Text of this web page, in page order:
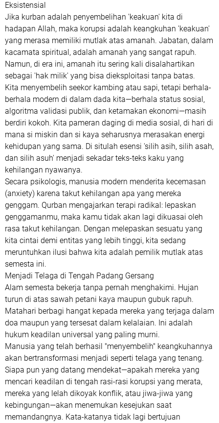
Eksistensial
​Jika kurban adalah penyembelihan 'keakuan' kita di
hadapan Allah, maka korupsi adalah keangkuhan 'keakuan'
yang merasa memiliki mutlak atas amanah. Jabatan, dalam
kacamata spiritual, adalah amanah yang sangat rapuh.
Namun, di era ini, amanah itu sering kali disalahartikan
sebagai 'hak milik' yang bisa dieksploitasi tanpa batas.
​Kita menyembelih seekor kambing atau sapi, tetapi berhala-
berhala modern di dalam dada kita—berhala status sosial,
algoritma validasi publik, dan ketamakan ekonomi—masih
berdiri kokoh. Kita pameran daging di media sosial, di hari di
mana si miskin dan si kaya seharusnya merasakan energi
kehidupan yang sama. Di situlah esensi 'silih asih, silih asah,
dan silih asuh' menjadi sekadar teks-teks kaku yang
kehilangan nyawanya.
​Secara psikologis, manusia modern menderita kecemasan
(anxiety) karena takut kehilangan apa yang mereka
genggam. Qurban mengajarkan terapi radikal: lepaskan
genggamanmu, maka kamu tidak akan lagi dikuasai oleh
rasa takut kehilangan. Dengan melepaskan sesuatu yang
kita cintai demi entitas yang lebih tinggi, kita sedang
meruntuhkan ilusi bahwa kita adalah pemilik mutlak atas
semesta ini.
​Menjadi Telaga di Tengah Padang Gersang
​Alam semesta bekerja tanpa pernah menghakimi. Hujan
turun di atas sawah petani kaya maupun gubuk rapuh.
Matahari berbagi hangat kepada mereka yang terjaga dalam
doa maupun yang tersesat dalam kelalaian. Ini adalah
hukum keadilan universal yang paling murni.
​Manusia yang telah berhasil "menyembelih" keangkuhannya
akan bertransformasi menjadi seperti telaga yang tenang.
Siapa pun yang datang mendekat—apakah mereka yang
mencari keadilan di tengah rasi-rasi korupsi yang merata,
mereka yang lelah dikoyak konflik, atau jiwa-jiwa yang
kebingungan—akan menemukan kesejukan saat
memandangnya. Kata-katanya tidak lagi bertujuan